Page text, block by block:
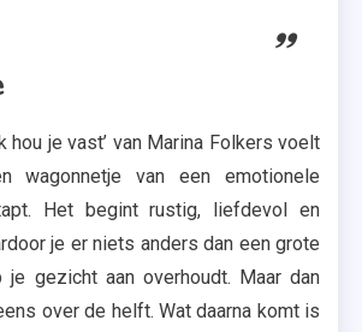
hou je vast’ van Marina Folkers voelt
wagonnetje van een emotionele
Het begint rustig, liefdevol en
je er niets anders dan een grote
je gezicht aan overhoudt. Maar dan
over de helft. Wat daarna komt is